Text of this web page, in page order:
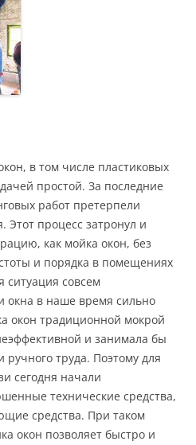
в том числе пластиковых
простой. За последние
работ претерпели
процесс затронул и
как мойка окон, без
и порядка в помещениях
ситуация совсем
окна в наше время сильно
окон традиционной мокрой
и занимала бы
труда. Поэтому для
сегодня начали
технические средства,
средства. При таком
окон позволяет быстро и